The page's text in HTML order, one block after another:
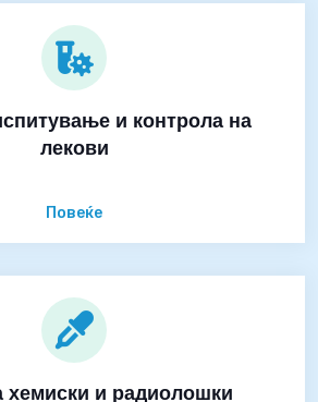
и контрола на
лекови
Повеќе
хемиски и радиолошки